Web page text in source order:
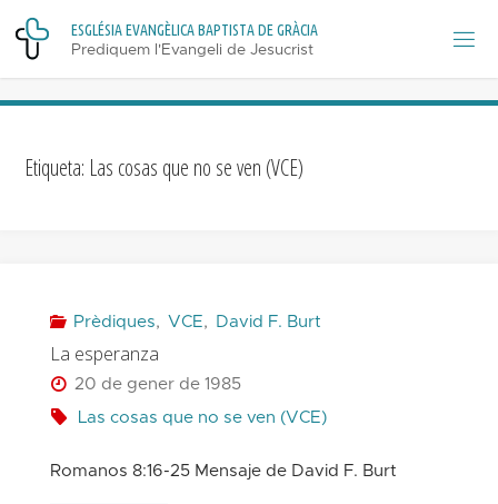
Skip
content
ESGLÉSIAEVANGÈLICABAPTISTADE GRÀCIA
Prediquem l'Evangeli de Jesucrist
Etiqueta: Las cosas que no se ven (VCE)
Prèdiques, VCE, David F. Burt
La esperanza
20 de gener de 1985
Las cosas que no se ven (VCE)
Romanos 8:16-25 Mensaje de David F. Burt